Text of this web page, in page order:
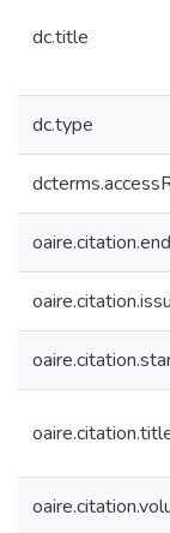
dc.title
dc.type